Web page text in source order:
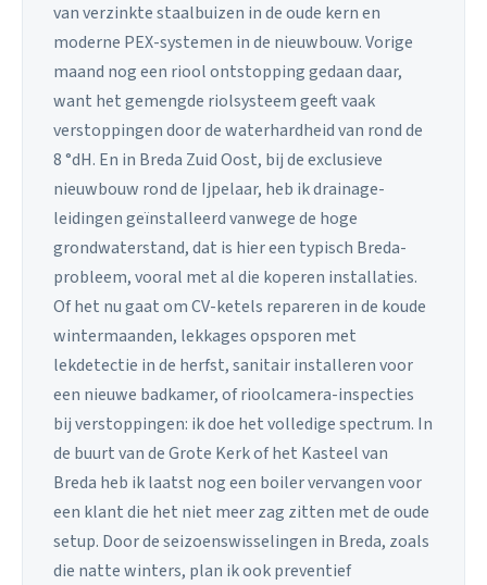
van verzinkte staalbuizen in de oude kern en
moderne PEX-systemen in de nieuwbouw. Vorige
maand nog een riool ontstopping gedaan daar,
want het gemengde riolsysteem geeft vaak
verstoppingen door de waterhardheid van rond de
8 °dH. En in Breda Zuid Oost, bij de exclusieve
nieuwbouw rond de Ijpelaar, heb ik drainage-
leidingen geïnstalleerd vanwege de hoge
grondwaterstand, dat is hier een typisch Breda-
probleem, vooral met al die koperen installaties.
Of het nu gaat om CV-ketels repareren in de koude
wintermaanden, lekkages opsporen met
lekdetectie in de herfst, sanitair installeren voor
een nieuwe badkamer, of rioolcamera-inspecties
bij verstoppingen: ik doe het volledige spectrum. In
de buurt van de Grote Kerk of het Kasteel van
Breda heb ik laatst nog een boiler vervangen voor
een klant die het niet meer zag zitten met de oude
setup. Door de seizoenswisselingen in Breda, zoals
die natte winters, plan ik ook preventief